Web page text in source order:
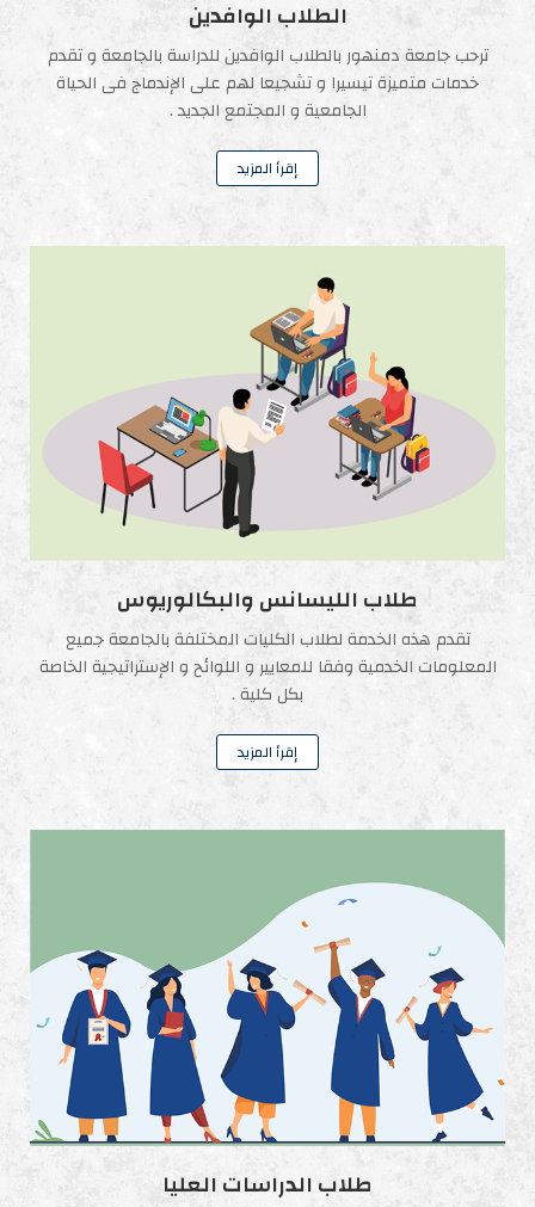
الطلاب الوافدين
ترحب جامعة دمنهور بالطلاب الوافدين للدراسة بالجامعة و تقدم
خدمات متميزة تيسيرا و تشجيعا لهم على الإندماج فى الحياة
الجامعية و المجتمع الجديد .
إقرأ المزيد
طلاب الليسانس والبكالوريوس
تقدم هذه الخدمة لطلاب الكليات المختلفة بالجامعة جميع
المعلومات الخدمية وفقا للمعايير و اللوائح و الإستراتيجية الخاصة
بكل كلية .
إقرأ المزيد
طلاب الدراسات العليا